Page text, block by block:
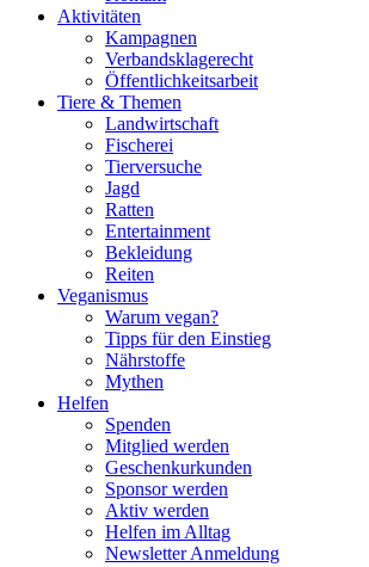
Aktivitäten
Kampagnen
Verbandsklagerecht
Öffentlichkeitsarbeit
Tiere & Themen
Landwirtschaft
Fischerei
Tierversuche
Jagd
Ratten
Entertainment
Bekleidung
Reiten
Veganismus
Warum vegan?
Tipps für den Einstieg
Nährstoffe
Mythen
Helfen
Spenden
Mitglied werden
Geschenkurkunden
Sponsor werden
Aktiv werden
Helfen im Alltag
Newsletter Anmeldung